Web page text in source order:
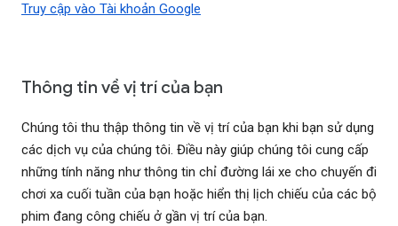
Truy cập vào Tài khoản Google
Thông tin về vị trí của bạn
Chúng tôi thu thập thông tin về vị trí của bạn khi bạn sử dụng
các dịch vụ của chúng tôi. Điều này giúp chúng tôi cung cấp
những tính năng như thông tin chỉ đường lái xe cho chuyến đi
chơi xa cuối tuần của bạn hoặc hiển thị lịch chiếu của các bộ
phim đang công chiếu ở gần vị trí của bạn.